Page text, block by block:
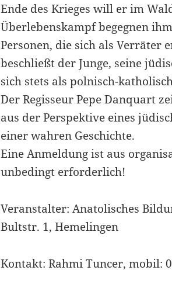
Ende des Krieges will er im
Überlebenskampf begegnen
Personen, die sich als Verräter
beschließt der Junge, seine
sich stets als polnisch-
Der Regisseur Pepe Danquart
aus der Perspektive eines
einer wahren Geschichte.
Eine Anmeldung ist aus
unbedingt erforderlich!
Veranstalter: Anatolisches
Bultstr. 1, Hemelingen
Kontakt: Rahmi Tuncer, mobil: